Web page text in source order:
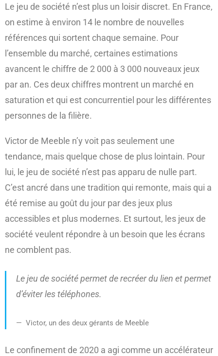
Le jeu de société n’est plus un loisir discret. En France,
on estime à environ 14 le nombre de nouvelles
références qui sortent chaque semaine. Pour
l’ensemble du marché, certaines estimations
avancent le chiffre de 2 000 à 3 000 nouveaux jeux
par an. Ces deux chiffres montrent un marché en
saturation et qui est concurrentiel pour les différentes
personnes de la filière.
Victor de Meeble n’y voit pas seulement une
tendance, mais quelque chose de plus lointain. Pour
lui, le jeu de société n’est pas apparu de nulle part.
C’est ancré dans une tradition qui remonte, mais qui a
été remise au goût du jour par des jeux plus
accessibles et plus modernes. Et surtout, les jeux de
société veulent répondre à un besoin que les écrans
ne comblent pas.
Le jeu de société permet de recréer du lien et permet
d’éviter les téléphones.
Victor, un des deux gérants de Meeble
Le confinement de 2020 a agi comme un accélérateur